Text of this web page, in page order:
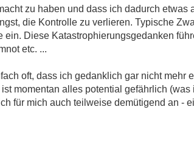
zu haben und dass ich dadurch etwas
die Kontrolle zu verlieren. Typische
Diese Katastrophierungsgedanken
etc. ...
oft, dass ich gedanklich gar nicht mehr
momentan alles potential gefährlich (was
für mich auch teilweise demütigend an -